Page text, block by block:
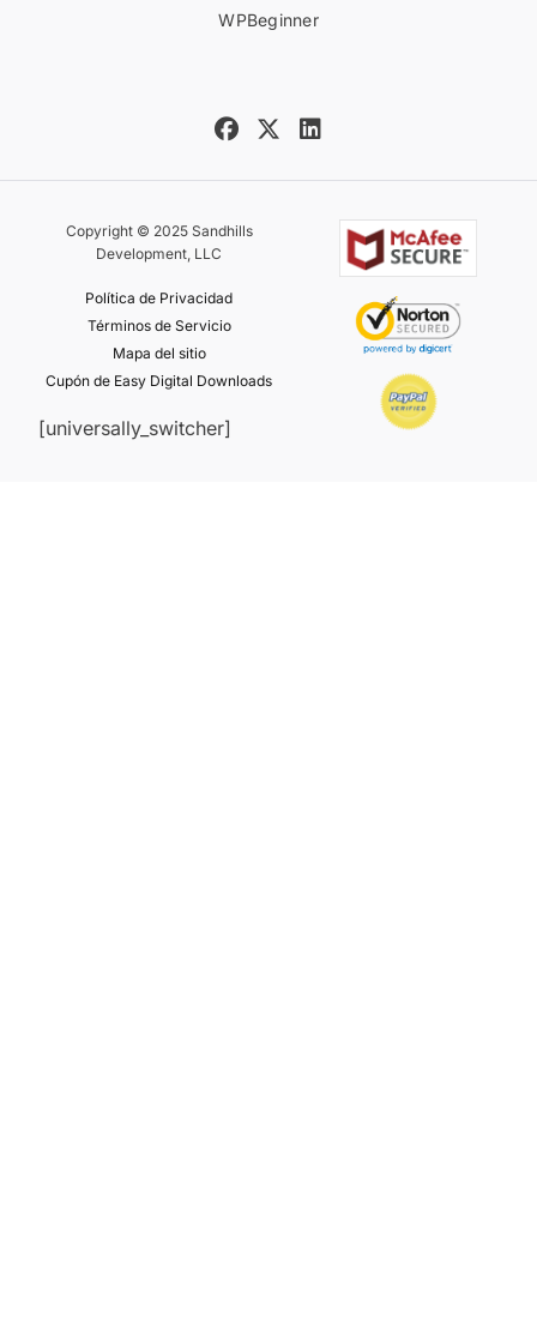
WPBeginner
Copyright © 2025 Sandhills
Development, LLC
Política de Privacidad
Términos de Servicio
Mapa del sitio
Cupón de Easy Digital Downloads
[universally_switcher]